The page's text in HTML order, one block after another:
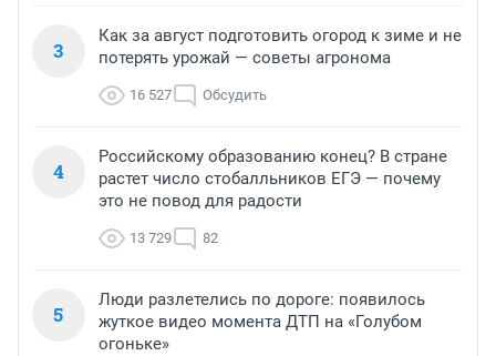
3
Как за август подготовить огород к зиме и не
потерять урожай — советы агронома
16 527 Обсудить
4
Российскому образованию конец? В стране
растет число стобалльников ЕГЭ — почему
это не повод для радости
13 729 82
5
Люди разлетелись по дороге: появилось
жуткое видео момента ДТП на «Голубом
огоньке»